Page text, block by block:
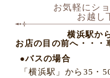
お気軽にシ
お越し
横浜駅か
お店の目の前へ・・・
●バスの場合
「横浜駅」から35・